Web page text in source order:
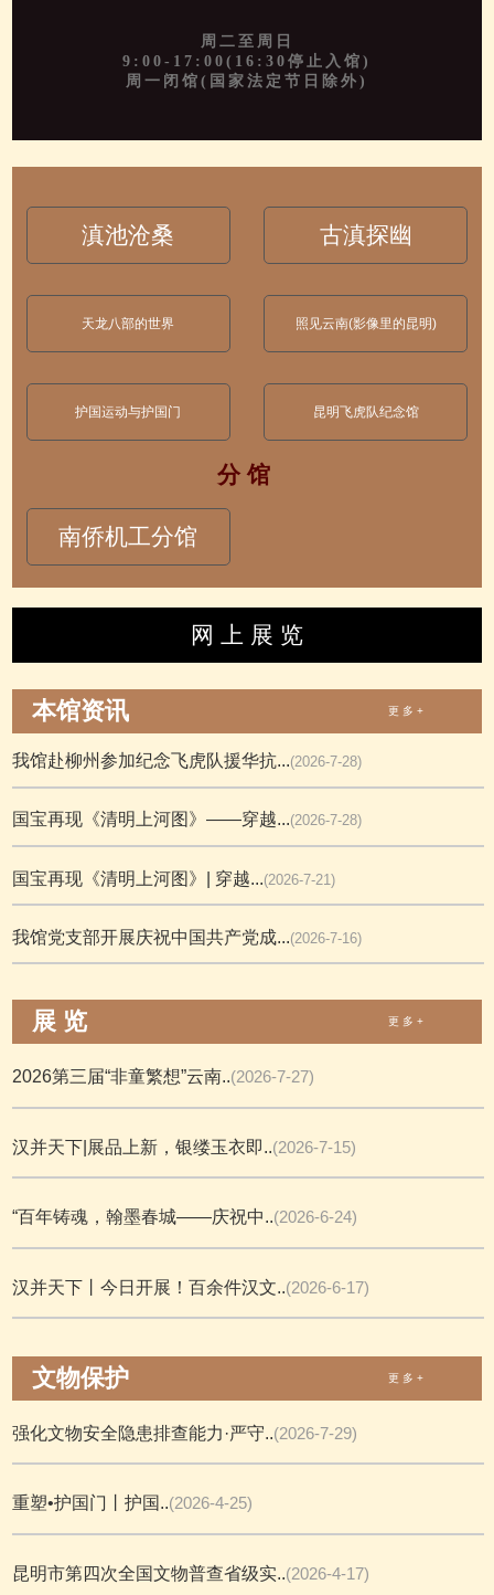
周二至周日
9:00-17:00(16:30停止入馆)
周一闭馆(国家法定节日除外)
滇池沧桑 古滇探幽
天龙八部的世界 照见云南(影像里的昆明)
护国运动与护国门 昆明飞虎队纪念馆
分 馆
南侨机工分馆
网 上 展 览
本馆资讯 更 多 +
我馆赴柳州参加纪念飞虎队援华抗...(2026-7-28)
国宝再现《清明上河图》——穿越...(2026-7-28)
国宝再现《清明上河图》| 穿越...(2026-7-21)
我馆党支部开展庆祝中国共产党成...(2026-7-16)
展 览 更 多 +
2026第三届“非童繁想”云南..(2026-7-27)
汉并天下|展品上新，银缕玉衣即..(2026-7-15)
“百年铸魂，翰墨春城——庆祝中..(2026-6-24)
汉并天下丨今日开展！百余件汉文..(2026-6-17)
文物保护 更 多 +
强化文物安全隐患排查能力·严守..(2026-7-29)
重塑•护国门丨护国..(2026-4-25)
昆明市第四次全国文物普查省级实..(2026-4-17)